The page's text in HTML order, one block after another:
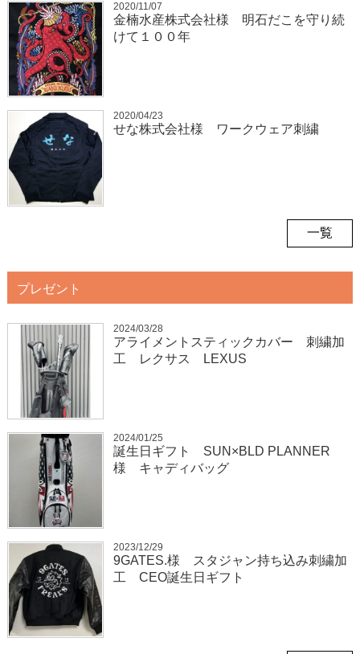
2020/11/07
金楠水産株式会社様 明石だこを守り続
けて１００年
2020/04/23
せな株式会社様 ワークウェア刺繍
一覧
プレゼント
2024/03/28
アライメントスティックカバー 刺繍加
工 レクサス LEXUS
2024/01/25
誕生日ギフト SUN×BLD PLANNER
様 キャディバッグ
2023/12/29
9GATES.様 スタジャン持ち込み刺繍加
工 CEO誕生日ギフト